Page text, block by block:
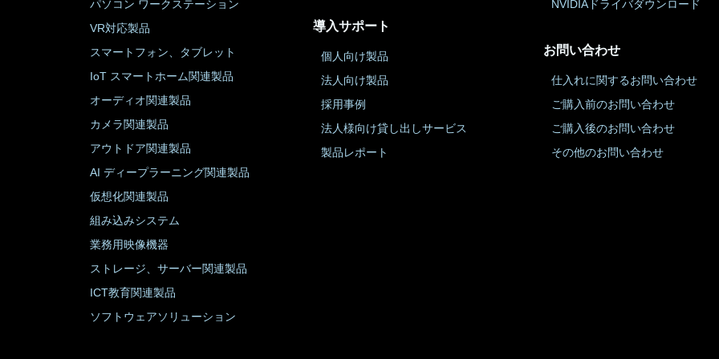
パソコン ワークステーション
VR対応製品
スマートフォン、タブレット
IoT スマートホーム関連製品
オーディオ関連製品
カメラ関連製品
アウトドア関連製品
AI ディープラーニング関連製品
仮想化関連製品
組み込みシステム
業務用映像機器
ストレージ、サーバー関連製品
ICT教育関連製品
ソフトウェアソリューション
導入サポート
個人向け製品
法人向け製品
採用事例
法人様向け貸し出しサービス
製品レポート
NVIDIAドライバダウンロード
お問い合わせ
仕入れに関するお問い合わせ
ご購入前のお問い合わせ
ご購入後のお問い合わせ
その他のお問い合わせ